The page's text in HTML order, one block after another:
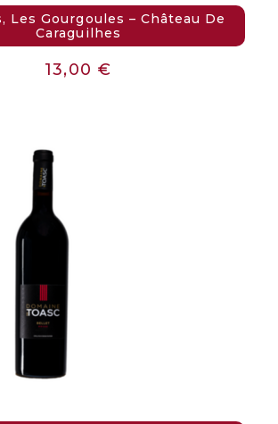
Les Gourgoules – Château De
Caraguilhes
13,00 €